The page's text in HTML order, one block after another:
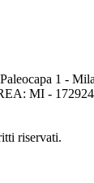
1 -
MI -
riservati.